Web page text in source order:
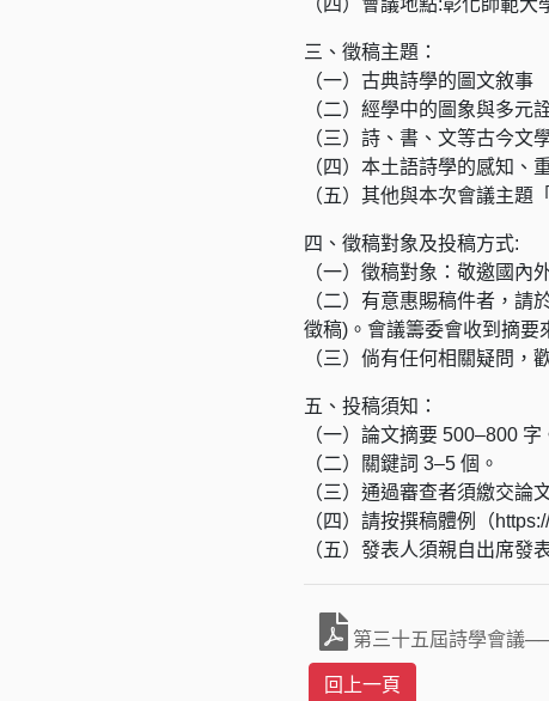
（四）會議地點:彰化師範
三、徵稿主題：
（一）古典詩學的圖文敘事
（二）經學中的圖象與多元
（三）詩、書、文等古今文
（四）本土語詩學的感知、
（五）其他與本次會議主題
四、徵稿對象及投稿方式:
（一）徵稿對象：敬邀國內
（二）有意惠賜稿件者，
徵稿)。會議籌委會收到摘要
（三）倘有任何相關疑問，
五、投稿須知：
（一）論文摘要 500–800 字
（二）關鍵詞 3–5 個。
（三）通過審查者須繳交論
（四）請按撰稿體例（
（五）發表人須親自出席發
第三十五屆詩學會議